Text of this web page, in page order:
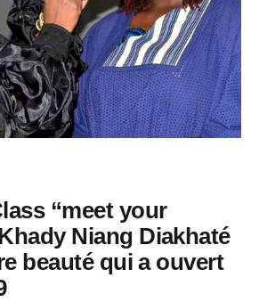
“meet your
Niang Diakhaté
beauté qui a ouvert